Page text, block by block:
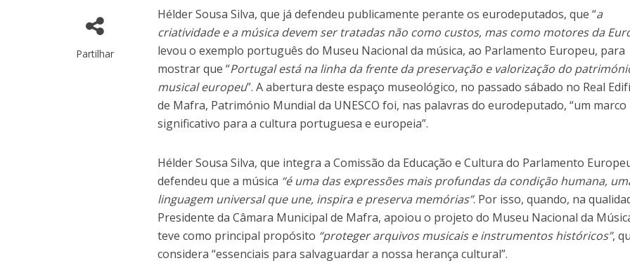
Partilhar
Hélder Sousa Silva, que já defendeu publicamente perante os eurodeputados, que “a
criatividade e a música devem ser tratadas não como custos, mas como motores da
levou o exemplo português do Museu Nacional da música, ao Parlamento Europeu, para
mostrar que “Portugal está na linha da frente da preservação e valorização do
musical europeu”. A abertura deste espaço museológico, no passado sábado no Real
de Mafra, Património Mundial da UNESCO foi, nas palavras do eurodeputado, “um marco
significativo para a cultura portuguesa e europeia”.
Hélder Sousa Silva, que integra a Comissão da Educação e Cultura do Parlamento
defendeu que a música “é uma das expressões mais profundas da condição humana,
linguagem universal que une, inspira e preserva memórias”. Por isso, quando, na
Presidente da Câmara Municipal de Mafra, apoiou o projeto do Museu Nacional da
teve como principal propósito “proteger arquivos musicais e instrumentos históricos”,
considera “essenciais para salvaguardar a nossa herança cultural”.